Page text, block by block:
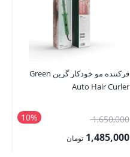
فرکننده مو خودکار گرین Green
Auto Hair Curler
10% 1,650,000قیمت
اصلی:1,485,000 تومان